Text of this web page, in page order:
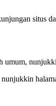
situs
umum,